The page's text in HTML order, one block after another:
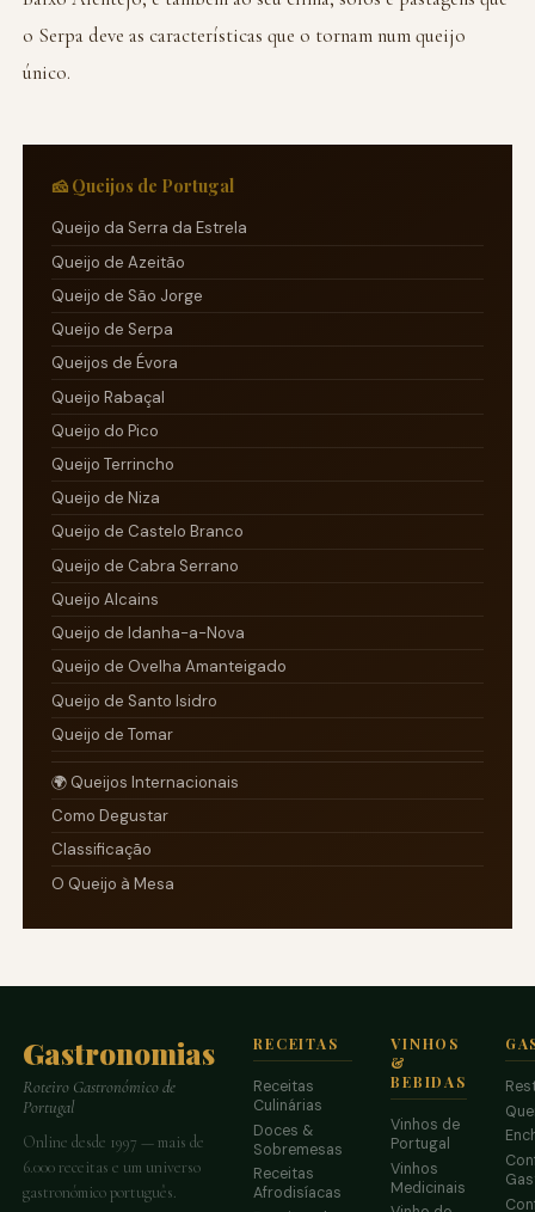
o Serpa deve as características que o tornam num queijo
único.
🧀 Queijos de Portugal
Queijo da Serra da Estrela
Queijo de Azeitão
Queijo de São Jorge
Queijo de Serpa
Queijos de Évora
Queijo Rabaçal
Queijo do Pico
Queijo Terrincho
Queijo de Niza
Queijo de Castelo Branco
Queijo de Cabra Serrano
Queijo Alcains
Queijo de Idanha-a-Nova
Queijo de Ovelha Amanteigado
Queijo de Santo Isidro
Queijo de Tomar
🌍 Queijos Internacionais
Como Degustar
Classificação
O Queijo à Mesa
Gastronomias
Roteiro Gastronómico de
Portugal
Online desde 1997 — mais de
6.000 receitas e um universo
gastronómico português.
RECEITAS
Receitas
Culinárias
Doces &
Sobremesas
Receitas
Afrodisíacas
VINHOS
&
BEBIDAS
Vinhos de
Portugal
Vinhos
Medicinais